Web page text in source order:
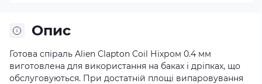
Опис
Готова спіраль Alien Clapton Coil Ніхром 0.4 мм
виготовлена для використання на баках і дріпках, що
обслуговуються. При достатній площі випаровування